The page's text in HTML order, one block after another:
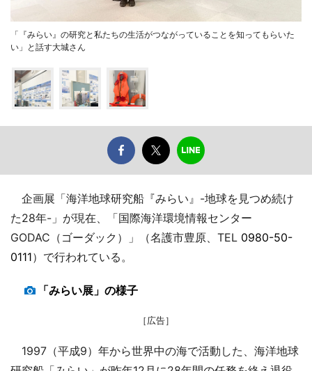
「『みらい』の研究と私たちの生活がつながっていることを知ってもらいた
い」と話す大城さん
企画展「海洋地球研究船『みらい』-地球を見つめ続け
た28年-」が現在、「国際海洋環境情報センター
GODAC（ゴーダック）」（名護市豊原、TEL 0980-50-
0111）で行われている。
「みらい展」の様子
［広告］
1997（平成9）年から世界中の海で活動した、海洋地球